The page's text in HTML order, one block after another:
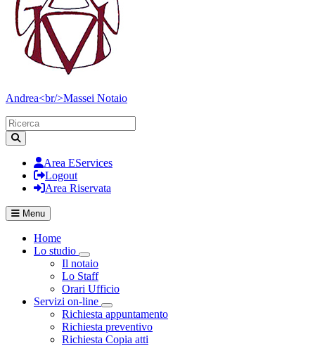
Andrea<br/>Massei Notaio
Area EServices
Logout
Area Riservata
Menu
Home
Lo studio
Visualizza menù di secondo livello
Il notaio
Lo Staff
Orari Ufficio
Servizi on-line
Visualizza menù di secondo livello
Richiesta appuntamento
Richiesta preventivo
Richiesta Copia atti